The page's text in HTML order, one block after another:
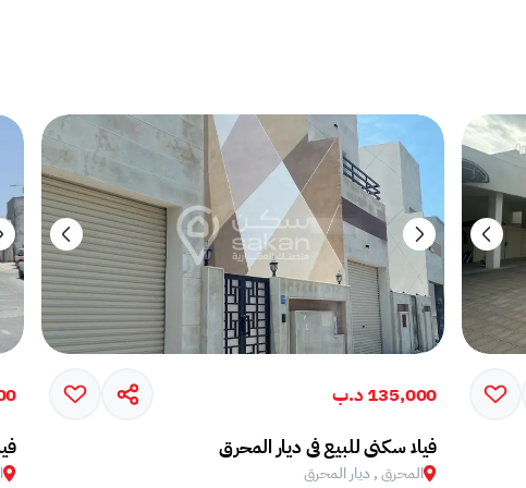
135,000 د.ب
فيلا سكني للبيع في ديار المحرق
المحرق , ديار المحرق